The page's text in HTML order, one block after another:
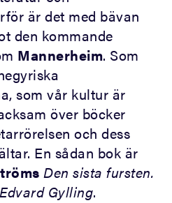
är det med bävan
den kommande
Mannerheim. Som
som vår kultur är
över böcker
och dess
En sådan bok är
Den sista fursten.
Gylling.